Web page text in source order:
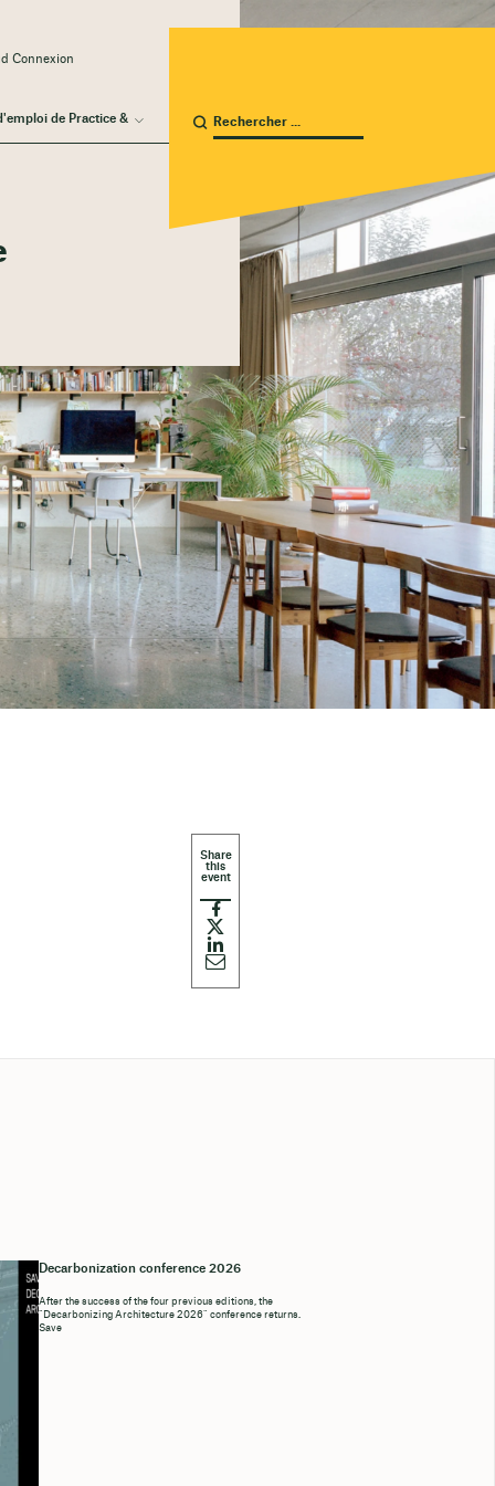
de Practice &
Connexion
Decarbonization conference 2026
After the success of the four previous editions, the
“Decarbonizing Architecture 2026” conference returns.
Save